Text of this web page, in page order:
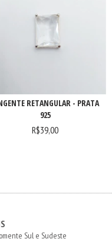
RETANGULAR - PRATA
925
R$39,00
Sul e Sudeste